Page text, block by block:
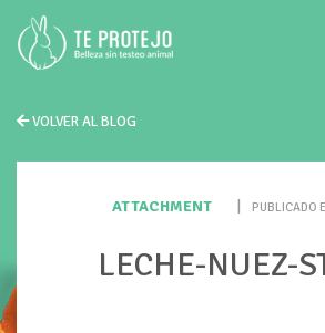
VOLVER AL BLOG
ATTACHMENT PUBLICADO
LECHE-NUEZ-